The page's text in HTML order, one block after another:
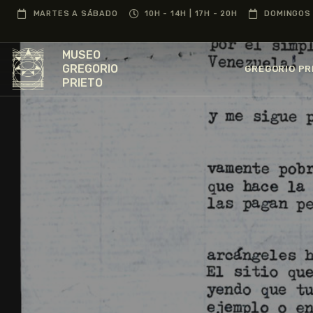
MARTES A SÁBADO 10H - 14H | 17H - 20H
MUSEO
GREGORIO
PRIETO
GREGORIO